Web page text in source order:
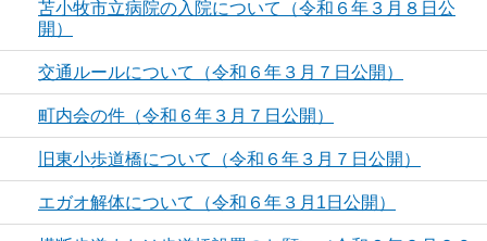
苫小牧市立病院の入院について（令和６年３月８日公
開）
交通ルールについて（令和６年３月７日公開）
町内会の件（令和６年３月７日公開）
旧東小歩道橋について（令和６年３月７日公開）
エガオ解体について（令和６年３月1日公開）